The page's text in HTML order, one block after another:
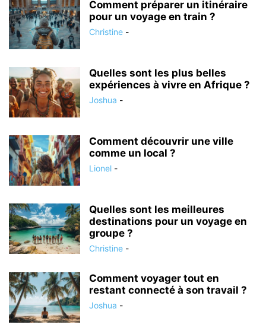
Comment préparer un itinéraire
pour un voyage en train ?
Christine -
Quelles sont les plus belles
expériences à vivre en Afrique ?
Joshua -
Comment découvrir une ville
comme un local ?
Lionel -
Quelles sont les meilleures
destinations pour un voyage en
groupe ?
Christine -
Comment voyager tout en
restant connecté à son travail ?
Joshua -